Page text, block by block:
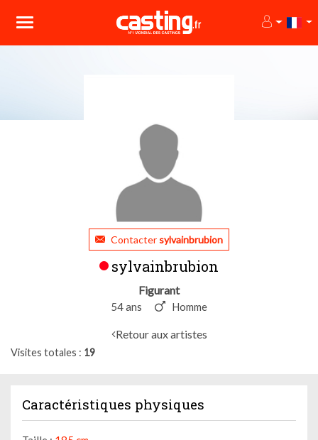
Contacter sylvainbrubion
sylvainbrubion
Figurant
54 ans Homme
Retour aux artistes
Visites totales 19
Caractéristiques physiques